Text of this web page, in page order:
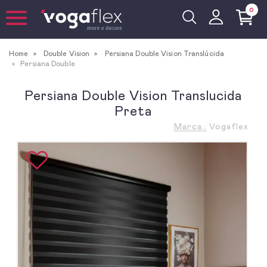
0
Home Double Vision
Persiana Double Vision Translúcida
Persiana Double
Persiana Double Vision Translucida
Preta
Marca.: Vogaflex